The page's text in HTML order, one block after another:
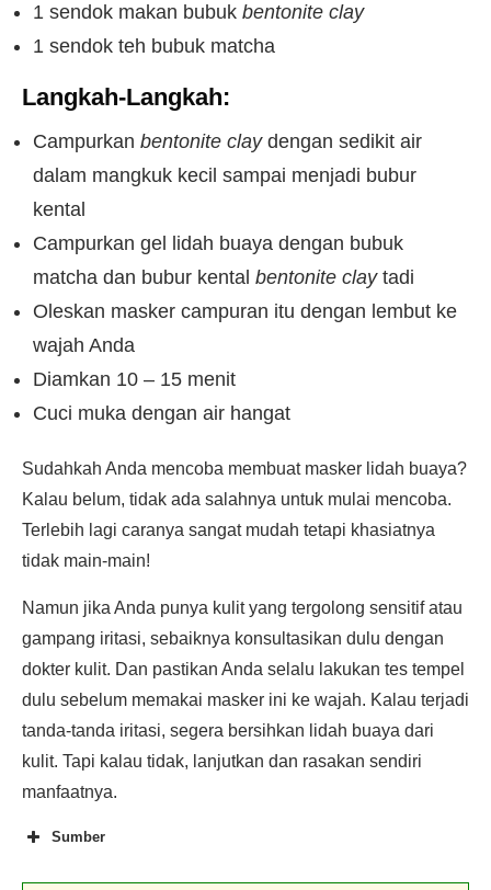
1 sendok makan bubuk bentonite clay
1 sendok teh bubuk matcha
Langkah-Langkah:
Campurkan bentonite claydengan sedikit air
dalam mangkuk kecil sampai menjadi bubur
kental
Campurkan gel lidah buaya dengan bubuk
matcha dan bubur kental bentonite claytadi
Oleskan masker campuran itu dengan lembut ke
wajah Anda
Diamkan 10 – 15 menit
Cuci muka dengan air hangat
Sudahkah Anda mencoba membuat masker lidah buaya?
Kalau belum, tidak ada salahnya untuk mulai mencoba.
Terlebih lagi caranya sangat mudah tetapi khasiatnya
tidak main-main!
Namun jika Anda punya kulit yang tergolong sensitif atau
gampang iritasi, sebaiknya konsultasikan dulu dengan
dokter kulit. Dan pastikan Anda selalu lakukan tes tempel
dulu sebelum memakai masker ini ke wajah. Kalau terjadi
tanda-tanda iritasi, segera bersihkan lidah buaya dari
kulit. Tapi kalau tidak, lanjutkan dan rasakan sendiri
manfaatnya.
Sumber